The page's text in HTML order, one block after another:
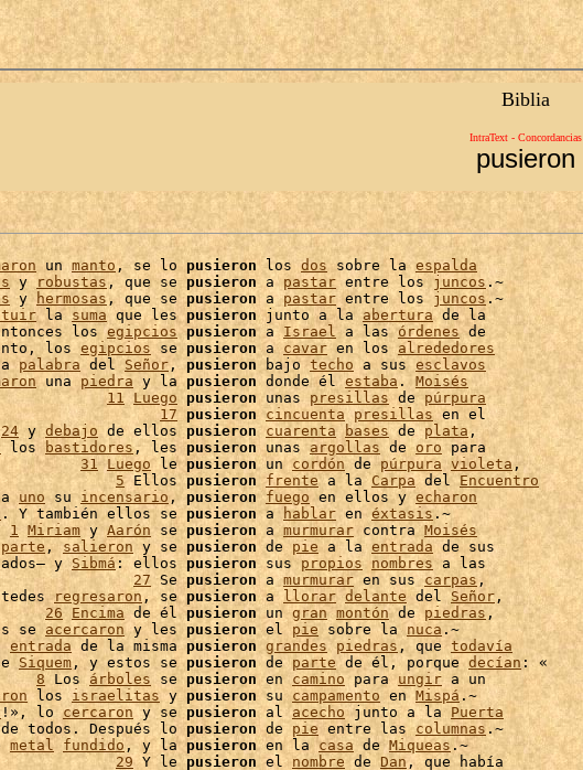
Biblia
IntraText - Concordancias
pusieron
un manto , se lo pusieron los dos sobre la espalda
y robustas , que se pusieron a pastar entre los juncos .~
y hermosas, que se pusieron a pastar entre los juncos .~
la suma que les pusieron junto a la abertura de la
los egipcios pusieron a Israel a las órdenes de
los egipcios se pusieron a cavar en los alrededores
palabra del Señor , pusieron bajo techo a sus esclavos
una piedra y la pusieron donde él estaba . Moisés
11 Luego pusieron unas presillas de púrpura
17 pusieron cincuenta presillas en el
24 y debajo de ellos pusieron cuarenta bases de plata ,
los bastidores, les pusieron unas argollas de oro para
31 Luego le pusieron un cordón de púrpura violeta,
5 Ellos pusieron frente a la Carpa del Encuentro
uno su incensario , pusieron fuego en ellos y echaron
. Y también ellos se pusieron a hablar en éxtasis.~
1 Miriam y Aarón se pusieron a murmurar contra Moisés
parte , salieron y se pusieron de pie a la entrada de sus
y Sibmá : ellos pusieron sus propios nombres
27 Se pusieron a murmurar en sus carpas ,
regresaron , se pusieron a llorar delante del Señor ,
26 Encima de él pusieron un gran montón de piedras ,
se acercaron y les pusieron el pie sobre la nuca .~
entrada de la misma pusieron grandes piedras , que todavía
Siquem , y estos se pusieron de parte de él, porque decían: «
8 Los árboles se pusieron en camino para ungir a un
los israelitas y pusieron su campamento en Mispá .~
!», lo cercaron y se pusieron al acecho junto a la Puerta
todos. Después lo pusieron de pie entre las columnas
metal fundido, y la pusieron en la casa de Miqueas.~
29 Y le pusieron el nombre de Dan , que había